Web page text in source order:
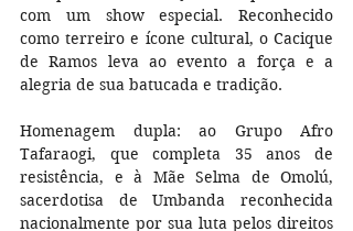
com um show especial. Reconhecido
como terreiro e ícone cultural, o Cacique
de Ramos leva ao evento a força e a
alegria de sua batucada e tradição.
Homenagem dupla: ao Grupo Afro
Tafaraogi, que completa 35 anos de
resistência, e à Mãe Selma de Omolú,
sacerdotisa de Umbanda reconhecida
nacionalmente por sua luta pelos direitos